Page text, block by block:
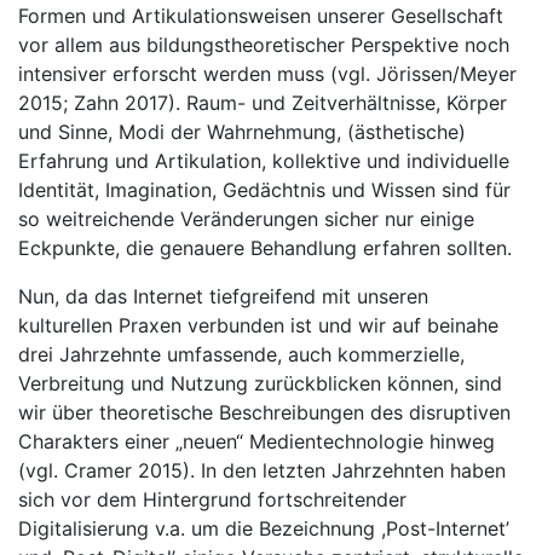
Formen und Artikulationsweisen unserer Gesellschaft
vor allem aus bildungstheoretischer Perspektive noch
intensiver erforscht werden muss (vgl. Jörissen/Meyer
2015; Zahn 2017). Raum- und Zeitverhältnisse, Körper
und Sinne, Modi der Wahrnehmung, (ästhetische)
Erfahrung und Artikulation, kollektive und individuelle
Identität, Imagination, Gedächtnis und Wissen sind für
so weitreichende Veränderungen sicher nur einige
Eckpunkte, die genauere Behandlung erfahren sollten.
Nun, da das Internet tiefgreifend mit unseren
kulturellen Praxen verbunden ist und wir auf beinahe
drei Jahrzehnte umfassende, auch kommerzielle,
Verbreitung und Nutzung zurückblicken können, sind
wir über theoretische Beschreibungen des disruptiven
Charakters einer „neuen“ Medientechnologie hinweg
(vgl. Cramer 2015). In den letzten Jahrzehnten haben
sich vor dem Hintergrund fortschreitender
Digitalisierung v.a. um die Bezeichnung ,Post-Internet’